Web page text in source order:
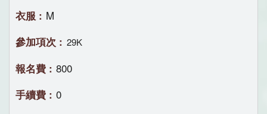
M
29K
800
0